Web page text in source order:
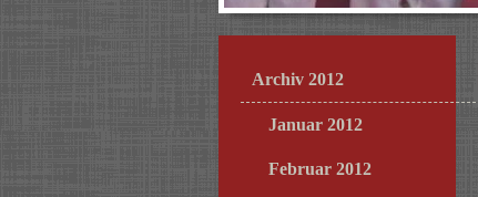
Archiv 2012
Januar 2012
Februar 2012